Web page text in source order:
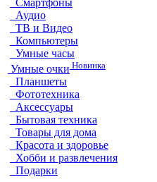
Смартфоны
Аудио
ТВ и Видео
Компьютеры
Умные часы
Умные очки Новинка
Планшеты
Фототехника
Аксессуары
Бытовая техника
Товары для дома
Красота и здоровье
Хобби и развлечения
Подарки